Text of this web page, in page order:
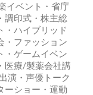
イベント・省庁
調印式・株主総
・ハイブリッド
・ファッション
・ゲームイベン
医療/製薬会社講
演・声優トーク
ーショー・運動